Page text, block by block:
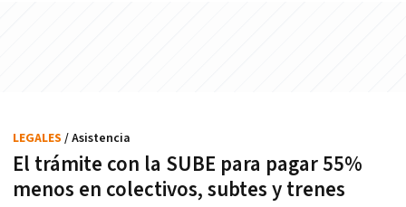
El trámite con la SUBE para pagar 55%
menos en colectivos, subtes y trenes
LEGALES / Asistencia